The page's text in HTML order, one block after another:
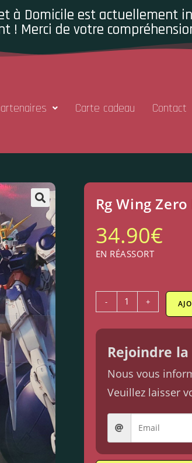
à Domicile est actuellement
! Merci de votre
Carte cadeau Contact
Rg Wing Zero
34.90€
EN RÉASSORT
- +
Rejoindre
Nous vous
Veuillez laisser